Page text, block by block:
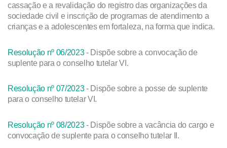
cassação e a revalidação do registro das organizações da
sociedade civil e inscrição de programas de atendimento a
crianças e a adolescentes em fortaleza, na forma que indica.
Resolução nº 06/2023- Dispõe sobre a convocação de
suplente para o conselho tutelar VI.
Resolução nº 07/2023- Dispõe sobre a posse de suplente
para o conselho tutelar VI.
Resolução nº 08/2023- Dispõe sobre a vacância do cargo e
convocação de suplente para o conselho tutelar II.